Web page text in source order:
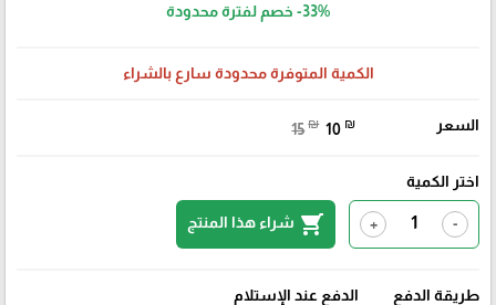
-33% خصم لفترة محدودة
الكمية المتوفرة محدودة سارع بالشراء
السعر 15 ₪ 10 ₪
اختر الكمية
-
+
shopping_cart شراء هذا المنتج
طريقة الدفع
الدفع عند الإستلام